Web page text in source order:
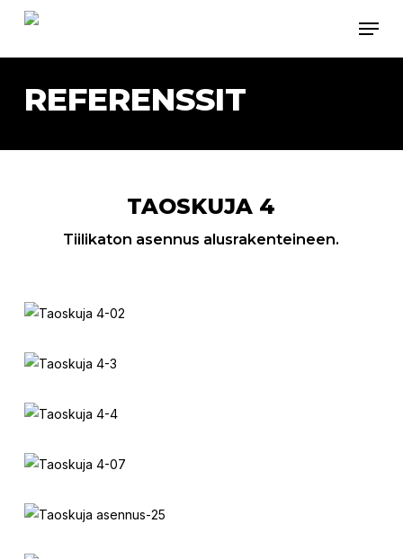
Skip
main
Menu
REFERENSSIT
TAOSKUJA 4
Tiilikaton asennus alusrakenteineen.